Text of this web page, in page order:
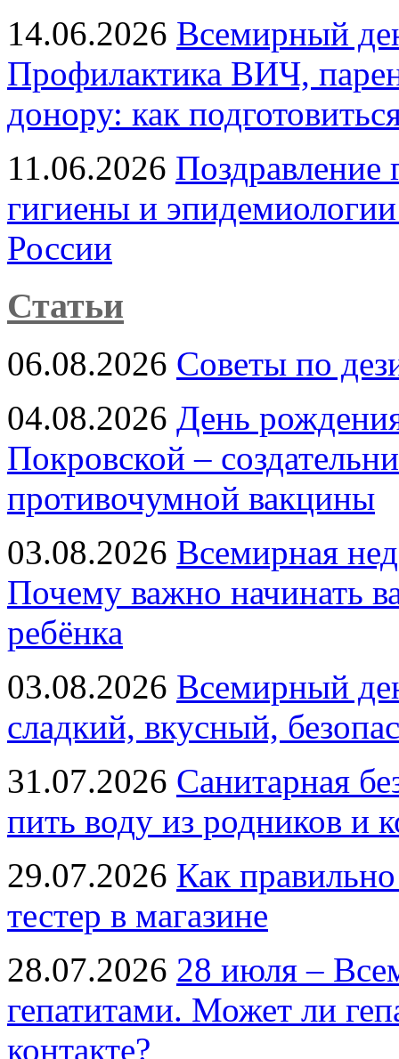
14.06.2026 Всемирный
Профилактика ВИЧ,
донору: как
11.06.2026 Поздравление
гигиены и
России
Статьи
06.08.2026 Советы по
04.08.2026 День
Покровской –
противочумной вакцины
03.08.2026 Всемирная
Почему важно начинать
ребёнка
03.08.2026 Всемирный
сладкий, вкусный,
31.07.2026 Санитарная
пить воду из родников и
29.07.2026 Как
тестер в магазине
28.07.2026 28 июля –
гепатитами. Может ли
контакте?